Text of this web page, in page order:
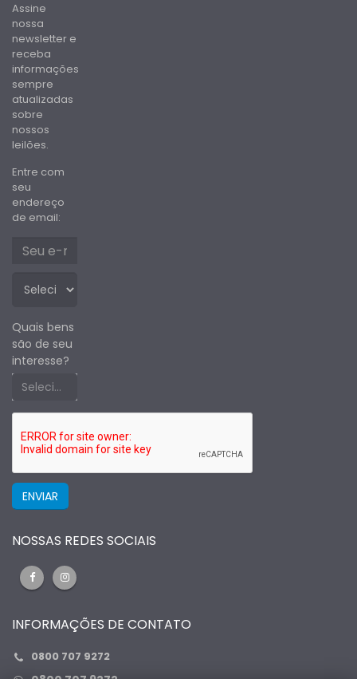
Assine
nossa
newsletter e
receba
informações
sempre
atualizadas
sobre
nossos
leilões.
Entre com
seu
endereço
de email:
Quais bens
são de seu
interesse?
Selecione um estado primeiro
NOSSAS REDES SOCIAIS
INFORMAÇÕES DE CONTATO
0800 707 9272